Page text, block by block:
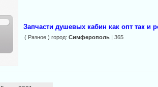
Запчасти душевых кабин как опт так и
( Разное ) город: Симферополь| 365